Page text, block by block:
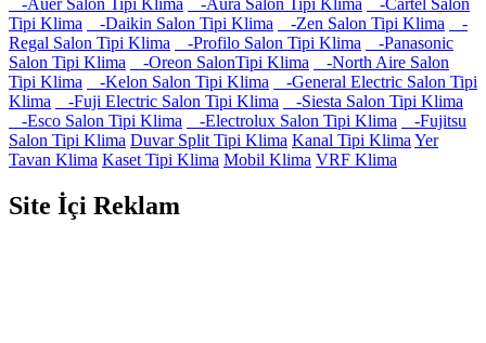
-Auer Salon Tipi Klima
-Aura Salon Tipi Klima
-Cartel Salon
Tipi Klima
-Daikin Salon Tipi Klima -Zen Salon Tipi Klima
-
Regal Salon Tipi Klima
-Profilo Salon Tipi Klima
-Panasonic
Salon Tipi Klima
-Oreon SalonTipi Klima
-North Aire Salon
Tipi Klima
-Kelon Salon Tipi Klima
-General Electric Salon Tipi
Klima
-Fuji Electric Salon Tipi Klima
-Siesta Salon Tipi Klima
-Esco Salon Tipi Klima
-Electrolux Salon Tipi Klima
-Fujitsu
Salon Tipi Klima Duvar Split Tipi Klima Kanal Tipi Klima Yer
Tavan Klima Kaset Tipi Klima Mobil Klima VRF Klima
Site İçi Reklam